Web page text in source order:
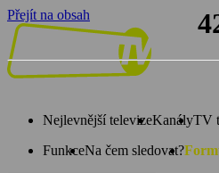
Přejít na obsah
Nejlevnější televizeKanályTV
FunkceNa čem sledovat?